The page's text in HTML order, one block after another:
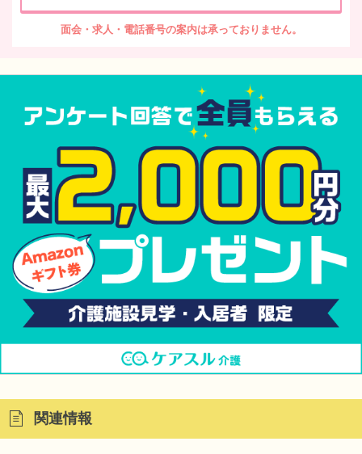
面会・求人・電話番号の案内は承っておりません。
関連情報